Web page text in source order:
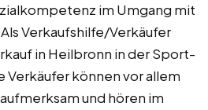
im Umgang mit
Verkaufshilfe/Verkäufer
in Heilbronn in der Sport-
Verkäufer können vor allem
und hören im